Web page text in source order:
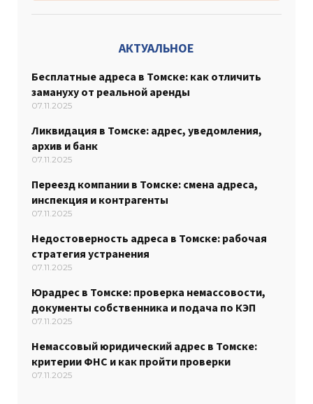
АКТУАЛЬНОЕ
Бесплатные адреса в Томске: как отличить
замануху от реальной аренды
07.11.2025
Ликвидация в Томске: адрес, уведомления,
архив и банк
07.11.2025
Переезд компании в Томске: смена адреса,
инспекция и контрагенты
07.11.2025
Недостоверность адреса в Томске: рабочая
стратегия устранения
07.11.2025
Юрадрес в Томске: проверка немассовости,
документы собственника и подача по КЭП
07.11.2025
Немассовый юридический адрес в Томске:
критерии ФНС и как пройти проверки
07.11.2025